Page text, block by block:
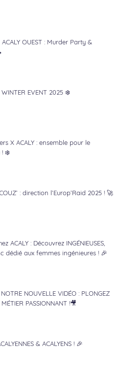
OUEST : Murder Party &
WINTER EVENT 2025 ❄️
X ACALY : ensemble pour le
! ❄️
: direction l’Europ’Raid 2025 ! 🚀
ACALY : Découvrez INGÉNIEUSES,
dédié aux femmes ingénieures ! 🎉
NOUVELLE VIDÉO : PLONGEZ
PASSIONNANT !🎥
& ACALYENS ! 🎉